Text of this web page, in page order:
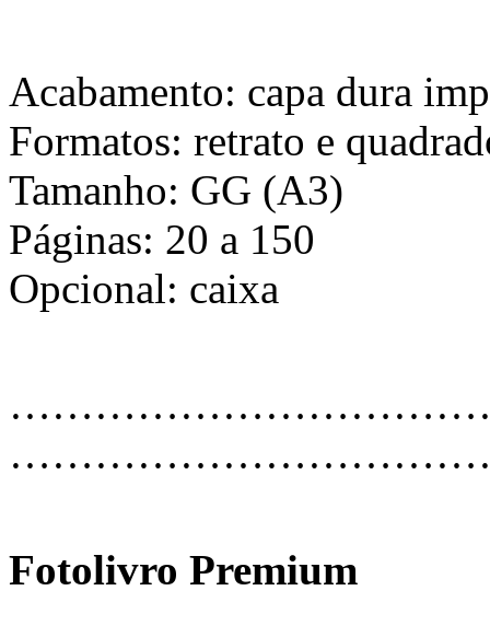
Acabamento: capa dura
Formatos: retrato e
Tamanho: GG (A3)
Páginas: 20 a 150
Opcional: caixa
Fotolivro Premium